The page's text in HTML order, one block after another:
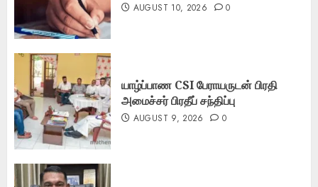
AUGUST 10, 2026 0
யாழ்ப்பாண CSI பேராயருடன் பிரதி
அமைச்சர் பிரதீப் சந்திப்பு
AUGUST 9, 2026 0